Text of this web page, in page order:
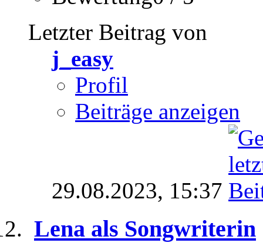
Letzter Beitrag von
j_easy
Profil
Beiträge anzeigen
29.08.2023, 15:37
Lena als Songwriterin